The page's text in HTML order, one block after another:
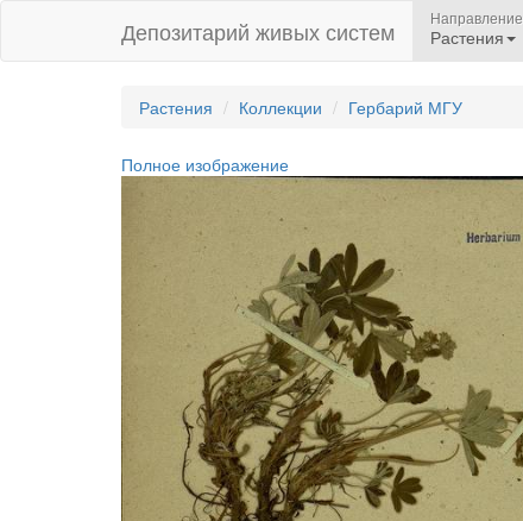
Депозитарий живых систем Направление
Растения
Растения Коллекции Гербарий МГУ
Полное изображение